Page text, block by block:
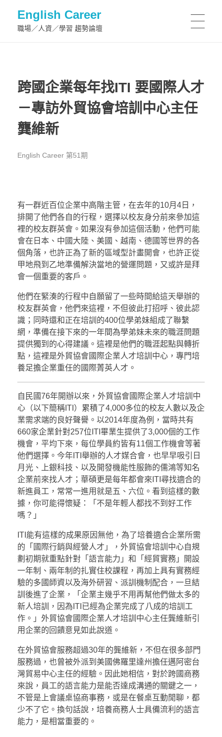
English Career
職場／人資／學習 趨勢論壇
跨國企業每年找ITI 要國際人才
－專訪外貿協會培訓中心主任
龔維新
English Career 第51期
有一群近百位企業中高階主管，在去年的10月4日，
排開了他們各自的行程，選擇以校友身分前來參加這
裡的校友群英會。如果沒有參加這個活動，他們可能
會在日本、中國大陸、美國、越南、德國等世界的各
個角落，也許正為了新的區域型計畫開會，也許正從
甲地飛到乙地準備解決當地的營運問題，又或許是拜
會一個重要的客戶。
他們在緊湊的行程中自願留了一些時間給這天舉辦的
校友群英會，他們來這裡，不但彼此打招呼、彼此認
識；同時還和正在培訓的400位學弟妹組成了聯繫
網，準備在接下來的一年間為學弟妹未來的職涯問題
提供獨到的心得建議。這裡是他們的職涯起點與轉折
點，這裡是外貿協會國際企業人才培訓中心，專門培
養足擔企業重任的國際菁英人才。
自民國76年開辦以來，外貿協會國際企業人才培訓中
心（以下簡稱ITI）累積了4,000多位的校友人數以及企
業需求端的良好聲譽。以2014年度為例，當時共有
660家企業針對257位ITI畢業生提供了3,000個的工作
機會，平均下來，每位學員約皆有11個工作機會等著
他們選擇。今年ITI舉辦的人才媒合會，也早早吸引日
月光、上銀科技、以及開發機能性服飾的儒鴻等知名
企業前來找人才；華碩更是每年都會來ITI尋找適合的
新進員工，常常一進用就是五、六位。看到這樣的數
據，你可能得懷疑：「不是年輕人都找不到好工作
嗎？」
ITI能有這樣的成果原因無他，為了培養適合企業所需
的「國際行銷與經營人才」，外貿協會培訓中心自規
劃初期就重點針對「語言能力」和「經貿實務」開設
一年制、兩年制的扎實住校課程，再加上具有實務經
驗的多國師資以及海外研習、派訓機制配合，一旦結
訓後進了企業，「企業主幾乎不用再幫他們做太多的
新人培訓，因為ITI已經為企業完成了八成的培訓工
作。」外貿協會國際企業人才培訓中心主任龔維新引
用企業的回饋意見如此說道。
在外貿協會服務超過30年的龔維新，不但在很多部門
服務過，也曾被外派到美國佛羅里達州擔任邁阿密台
灣貿易中心主任的經驗。因此她相信，對於跨國商務
來說，員工的語言能力是能否達成溝通的關鍵之一，
不管是上會議桌協商事務，或是在餐桌互動閒聊，都
少不了它。換句話說，培養商務人士具備流利的語言
能力，是相當重要的。